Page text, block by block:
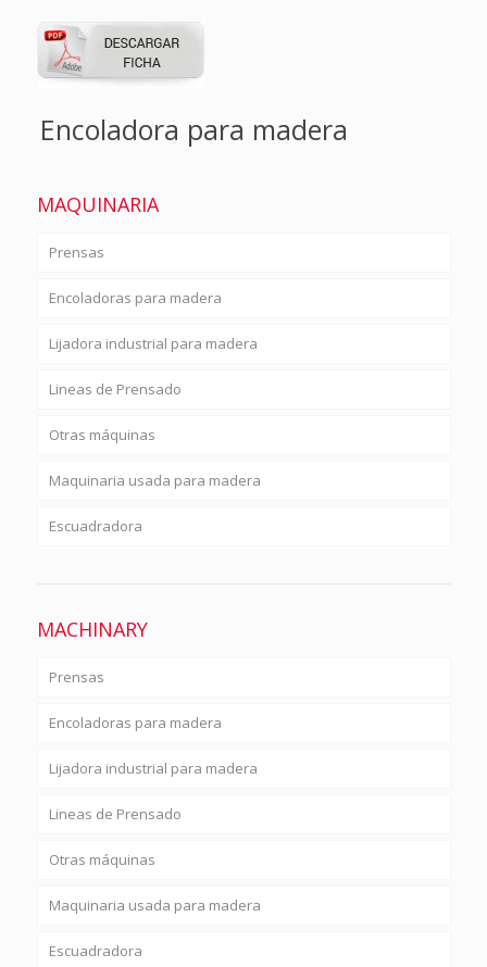
Encoladora para madera
MAQUINARIA
Prensas
Encoladoras para madera
Lijadora industrial para madera
Lineas de Prensado
Otras máquinas
Maquinaria usada para madera
Escuadradora
MACHINARY
Prensas
Encoladoras para madera
Lijadora industrial para madera
Lineas de Prensado
Otras máquinas
Maquinaria usada para madera
Escuadradora